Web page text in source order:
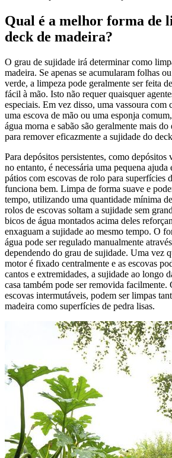
Qual é a melhor forma de
deck de madeira?
O grau de sujidade irá determinar como
madeira. Se apenas se acumularam folhas
verde, a limpeza pode geralmente ser feita
fácil à mão. Isto não requer quaisquer
especiais. Em vez disso, uma vassoura com
uma escova de mão ou uma esponja
água morna e sabão são geralmente mais
para remover eficazmente a sujidade do
Para depósitos persistentes, como depósitos
no entanto, é necessária uma pequena
pátios com escovas de rolo para superfícies
funciona bem. Limpa de forma suave e
tempo, utilizando uma quantidade mínima
rolos de escovas soltam a sujidade sem
bicos de água montados acima deles
enxaguam a sujidade ao mesmo tempo. O
água pode ser regulado manualmente
dependendo do grau de sujidade. Uma vez
motor é fixado centralmente e as escovas
cantos e extremidades, a sujidade ao longo
casa também pode ser removida facilmente.
escovas intermutáveis, podem ser limpas
madeira como superfícies de pedra lisas.